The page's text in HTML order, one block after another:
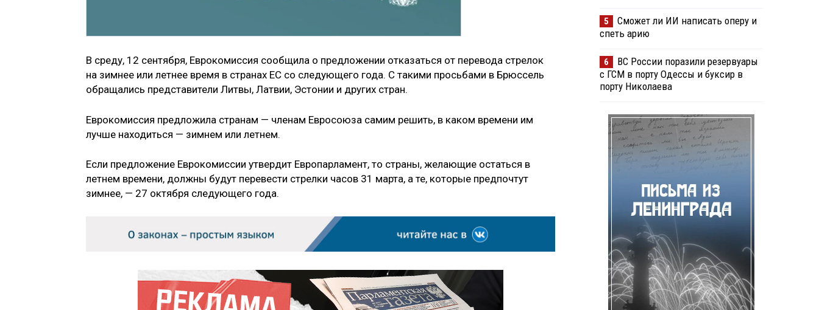
В среду, 12 сентября, Еврокомиссия сообщила о предложении отказаться от перевода стрелок
на зимнее или летнее время в странах ЕС со следующего года. С такими просьбами в Брюссель
обращались представители Литвы, Латвии, Эстонии и других стран.
Еврокомиссия предложила странам — членам Евросоюза самим решить, в каком времени им
лучше находиться — зимнем или летнем.
Если предложение Еврокомиссии утвердит Европарламент, то страны, желающие остаться в
летнем времени, должны будут перевести стрелки часов 31 марта, а те, которые предпочтут
зимнее, — 27 октября следующего года.
5
Сможет ли ИИ написать оперу и
спеть арию
6
ВС России поразили резервуары
с ГСМ в порту Одессы и буксир в
порту Николаева